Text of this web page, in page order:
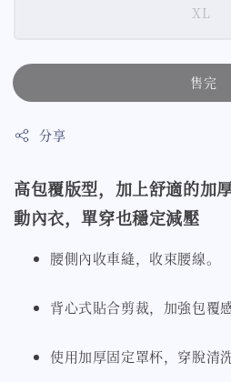
XL
售完
分享
高包覆版型，加上舒適的加
動內衣，單穿也穩定減壓
腰側內收車縫，收束腰線。
背心式貼合剪裁，加強包覆
使用加厚固定罩杯，穿脫清